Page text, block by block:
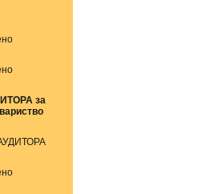
за
АУДИТОРА